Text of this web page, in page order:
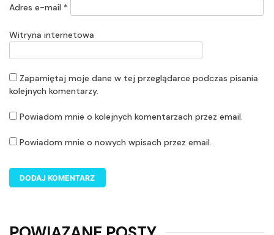
Adres e-mail *
Witryna internetowa
Zapamiętaj moje dane w tej przeglądarce podczas pisania
kolejnych komentarzy.
Powiadom mnie o kolejnych komentarzach przez email.
Powiadom mnie o nowych wpisach przez email.